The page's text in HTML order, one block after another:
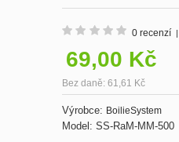
0 recenzí|
69,00 Kč
Bez daně: 61,61 Kč
Výrobce: BoilieSystem
Model: SS-RaM-MM-500